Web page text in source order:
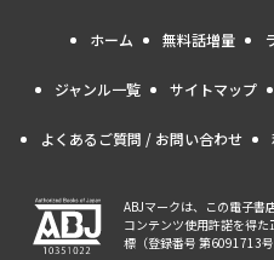
ホーム 無料話増量
ジャンル一覧 サイトマップ
よくあるご質問 / お問い合わせ
ABJマークは、この電子書
コンテンツ使用許諾を得
標（登録番号 第6091713号